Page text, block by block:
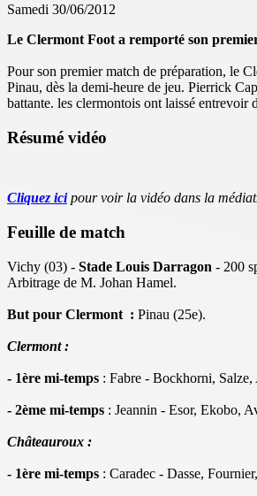
Samedi 30/06/2012
Le Clermont Foot a remporté son
Pour son premier match de préparation, le
Pinau, dès la demi-heure de jeu. Pierrick
battante. les clermontois ont laissé entrevoir
Résumé vidéo
Cliquez icipour voir la vidéo dans la
Feuille de match
Vichy (03) - Stade Louis Darragon - 200
Arbitrage de M. Johan Hamel.
But pour Clermont : Pinau (25e).
Clermont :
- 1ère mi-temps : Fabre - Bockhorni,
- 2ème mi-temps : Jeannin - Esor, Ekobo,
Châteauroux :
- 1ère mi-temps : Caradec - Dasse,